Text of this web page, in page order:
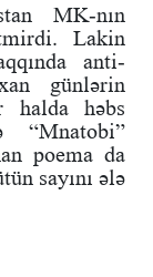
MK-nın
Lakin
anti-
günlərin
halda həbs
poema da
sayını ələ